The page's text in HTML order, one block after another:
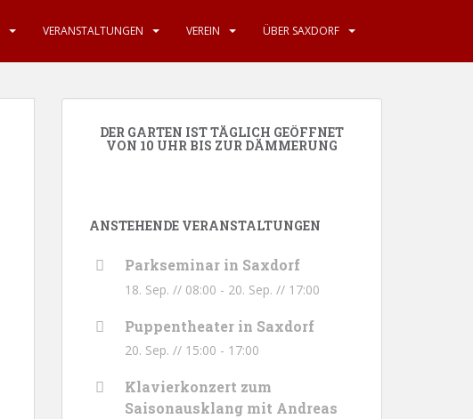
VERANSTALTUNGEN VEREIN ÜBER SAXDORF
DER GARTEN IST TÄGLICH GEÖFFNET
VON 10 UHR BIS ZUR DÄMMERUNG
ANSTEHENDE VERANSTALTUNGEN
Parkseminar in Saxdorf
18. Sep. // 08:00 - 20. Sep. // 17:00
Puppentheater in Saxdorf
20. Sep. // 15:00 - 17:00
Klavierkonzert zum
Saisonausklang mit Andreas